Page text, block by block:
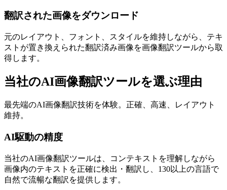
翻訳された画像をダウンロード
元のレイアウト、フォント、スタイルを維持しながら、テキ
ストが置き換えられた翻訳済み画像を画像翻訳ツールから取
得します。
当社のAI画像翻訳ツールを選ぶ理由
最先端のAI画像翻訳技術を体験。正確、高速、レイアウト
維持。
AI駆動の精度
当社のAI画像翻訳ツールは、コンテキストを理解しながら
画像内のテキストを正確に検出・翻訳し、130以上の言語で
自然で流暢な翻訳を提供します。